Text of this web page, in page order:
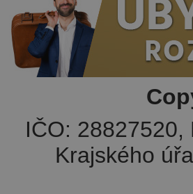
IČO:
Krajského